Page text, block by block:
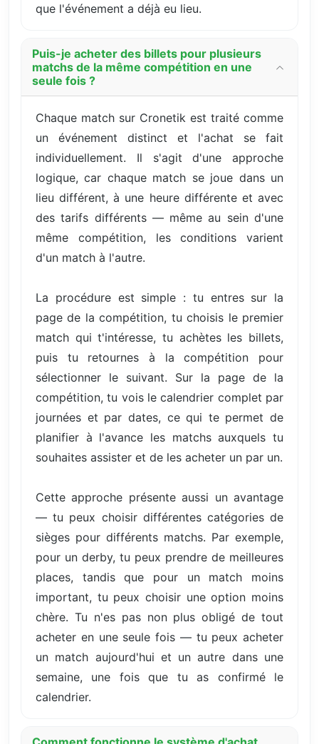
que l'événement a déjà eu lieu.
Puis-je acheter des billets pour plusieurs
matchs de la même compétition en une
seule fois ?
Chaque match sur Cronetik est traité comme
un événement distinct et l'achat se fait
individuellement. Il s'agit d'une approche
logique, car chaque match se joue dans un
lieu différent, à une heure différente et avec
des tarifs différents — même au sein d'une
même compétition, les conditions varient
d'un match à l'autre.
La procédure est simple : tu entres sur la
page de la compétition, tu choisis le premier
match qui t'intéresse, tu achètes les billets,
puis tu retournes à la compétition pour
sélectionner le suivant. Sur la page de la
compétition, tu vois le calendrier complet par
journées et par dates, ce qui te permet de
planifier à l'avance les matchs auxquels tu
souhaites assister et de les acheter un par un.
Cette approche présente aussi un avantage
— tu peux choisir différentes catégories de
sièges pour différents matchs. Par exemple,
pour un derby, tu peux prendre de meilleures
places, tandis que pour un match moins
important, tu peux choisir une option moins
chère. Tu n'es pas non plus obligé de tout
acheter en une seule fois — tu peux acheter
un match aujourd'hui et un autre dans une
semaine, une fois que tu as confirmé le
calendrier.